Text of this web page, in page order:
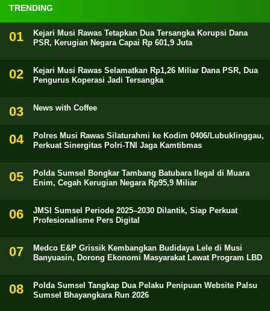
TRENDING
Kejari Musi Rawas Tetapkan Dua Tersangka Korupsi Dana
PSR, Kerugian Negara Capai Rp 601,9 Juta
Kejari Musi Rawas Selamatkan Rp1,26 Miliar Dana PSR, Dua
Pengurus Koperasi Jadi Tersangka
News with Coffee
Polres Musi Rawas Silaturahmi ke Kodim 0406/Lubuklinggau,
Perkuat Sinergitas Polri-TNI Jaga Kamtibmas
Polda Sumsel Bongkar Tambang Batubara Ilegal di Muara
Enim, Cegah Kerugian Negara Rp95,9 Miliar
JMSI Sumsel Periode 2025–2030 Dilantik, Siap Perkuat
Profesionalisme Pers Digital
Medco E&P Grissik Kembangkan Budidaya Lele di Musi
Banyuasin, Dorong Ekonomi Masyarakat Lewat Program LBD
Polda Sumsel Tangkap Dua Pelaku Penipuan Website Palsu
Sumsel Bhayangkara Run 2026